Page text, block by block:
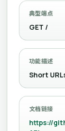
典型端点
GET /
功能描述
Short
文档链接
https://